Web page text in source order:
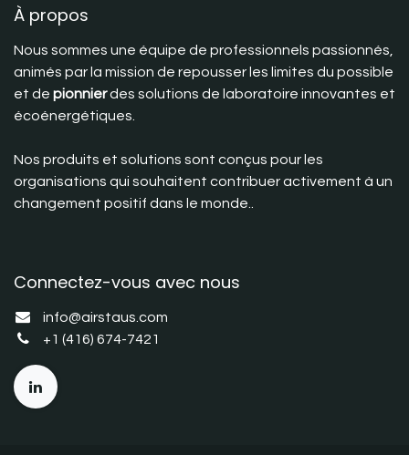
À propos
Nous sommes une équipe de professionnels passionnés,
animés par la mission de repousser les limites du possible
et de pionnierdes solutions de laboratoire innovantes et
écoénergétiques.
Nos produits et solutions sont conçus pour les
organisations qui souhaitent contribuer activement à un
changement positif dans le monde..
Connectez-vous avec nous
info@airstaus.com
+1 (416) 674-7421